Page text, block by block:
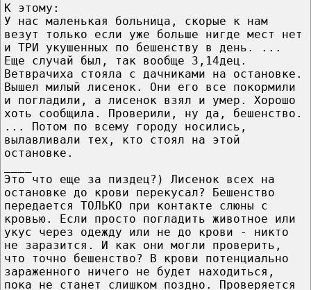
К этому:
У нас маленькая больница, скорые к нам
везут только если уже больше нигде мест нет
и ТРИ укушенных по бешенству в день. ...
Еще случай был, так вообще 3,14дец.
Ветврачиха стояла с дачниками на остановке.
Вышел милый лисенок. Они его все покормили
и погладили, а лисенок взял и умер. Хорошо
хоть сообщила. Проверили, ну да, бешенство.
... Потом по всему городу носились,
вылавливали тех, кто стоял на этой
остановке.
Это что еще за пиздец?) Лисенок всех на
остановке до крови перекусал? Бешенство
передается ТОЛЬКО при контакте слюны с
кровью. Если просто погладить животное или
укус через одежду или не до крови - никто
не заразится. И как они могли проверить,
что точно бешенство? В крови потенциально
зараженного ничего не будет находиться,
пока не станет слишком поздно. Проверяется